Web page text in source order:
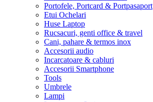
Portofele, Portcard & Portpasaport
Etui Ochelari
Huse Laptop
Rucsacuri, genti office & travel
Cani, pahare & termos inox
Accesorii audio
Incarcatoare & cabluri
Accesorii Smartphone
Tools
Umbrele
Lampi